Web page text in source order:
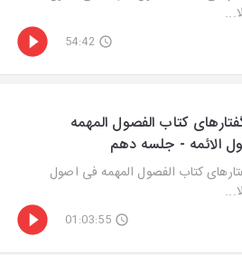
54:42
کتاب الفصول المهمه
الائمه - جلسه دهم
کتاب الفصول المهمه فی اصول
01:03:55